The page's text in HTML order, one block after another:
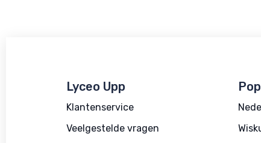
Lyceo Upp
Klantenservice
Veelgestelde vragen